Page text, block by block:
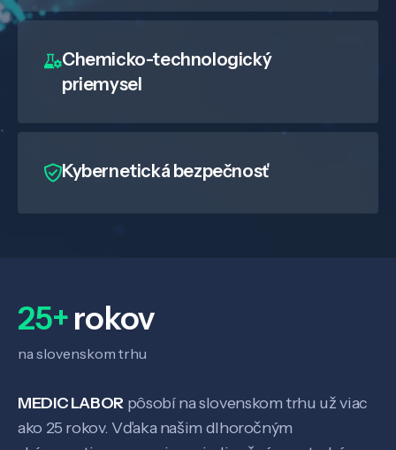
Veda a výskum
Chemicko-technologický
priemysel
Kybernetická bezpečnosť
25+rokov
na slovenskom trhu
MEDIC LABOR pôsobí na slovenskom trhu už viac
ako 25 rokov. Vďaka našim dlhoročným